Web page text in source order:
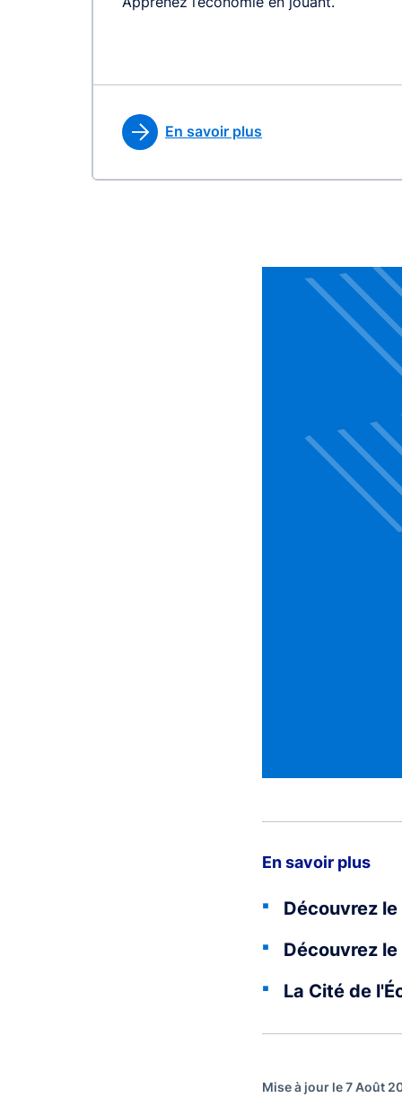
En savoir plus
En savoir plus
Découvrez
Découvrez
La Cité de
Mise à jour le 7 Août